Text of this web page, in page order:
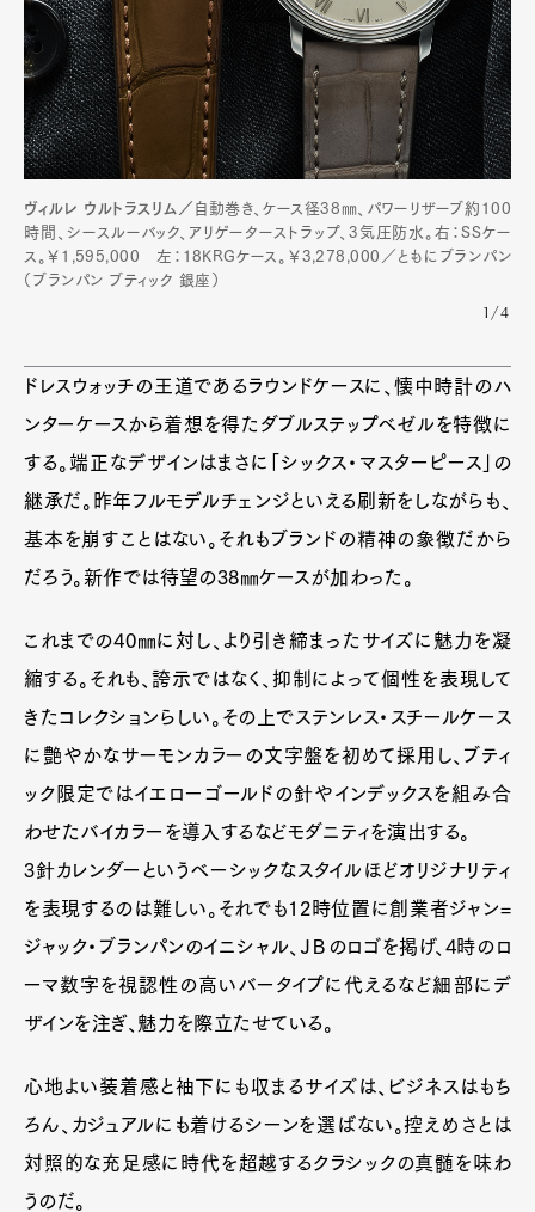
Art&DesignWatch
ヴィルレ ウルトラスリム／ 自動巻き、ケース径38㎜、パワーリザーブ約100
時間、シースルーバック、アリゲーターストラップ、3気圧防水。右：SSケー
ス。￥1,595,000 左：18KRGケース。￥3,278,000／ともにブランパン
（ブランパン ブティック 銀座）
1/4
ドレスウォッチの王道であるラウンドケースに、懐中時計のハ
ンターケースから着想を得たダブルステップベゼルを特徴に
する。端正なデザインはまさに「シックス・マスターピース」の
継承だ。昨年フルモデルチェンジといえる刷新をしながらも、
基本を崩すことはない。それもブランドの精神の象徴だから
だろう。新作では待望の38㎜ケースが加わった。
これまでの40㎜に対し、より引き締まったサイズに魅力を凝
縮する。それも、誇示ではなく、抑制によって個性を表現して
きたコレクションらしい。その上でステンレス・スチールケース
に艶やかなサーモンカラーの文字盤を初めて採用し、ブティ
ック限定ではイエローゴールドの針やインデックスを組み合
わせたバイカラーを導入するなどモダニティを演出する。
3針カレンダーというベーシックなスタイルほどオリジナリティ
を表現するのは難しい。それでも12時位置に創業者ジャン=
ジャック・ブランパンのイニシャル、ＪＢのロゴを掲げ、4時のロ
ーマ数字を視認性の高いバータイプに代えるなど細部にデ
ザインを注ぎ、魅力を際立たせている。
心地よい装着感と袖下にも収まるサイズは、ビジネスはもち
ろん、カジュアルにも着けるシーンを選ばない。控えめさとは
対照的な充足感に時代を超越するクラシックの真髄を味わ
うのだ。